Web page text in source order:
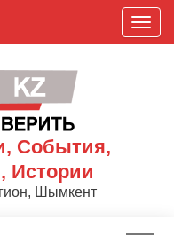
П
о
События,
Истории
Шымкент